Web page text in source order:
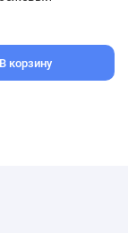
В корзину